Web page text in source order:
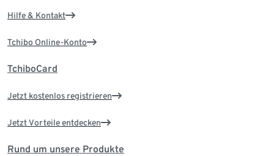
Hilfe & Kontakt
Tchibo Online-Konto
TchiboCard
Jetzt kostenlos registrieren
Jetzt Vorteile entdecken
Rund um unsere Produkte